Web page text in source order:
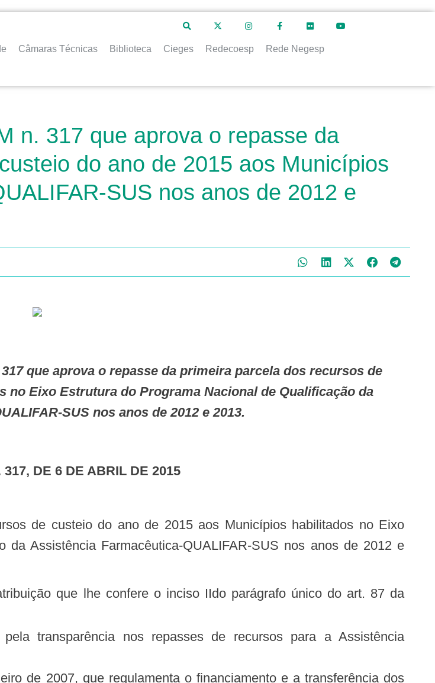
Câmaras Técnicas Biblioteca Cieges Redecoesp Rede Negesp
n. 317 que aprova o repasse da
do ano de 2015 aos Municípios
SUS nos anos de 2012 e
no Eixo Estrutura do Programa Nacional de Qualificação da
SUS nos anos de 2012 e 2013.
317, DE 6 DE ABRIL DE 2015
da Assistência Farmacêutica-QUALIFAR-SUS nos anos de 2012 e